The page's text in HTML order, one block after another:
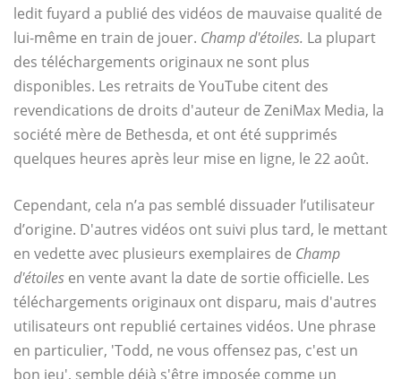
ledit fuyard a publié des vidéos de mauvaise qualité de
lui-même en train de jouer. Champ d'étoiles. La plupart
des téléchargements originaux ne sont plus
disponibles. Les retraits de YouTube citent des
revendications de droits d'auteur de ZeniMax Media, la
société mère de Bethesda, et ont été supprimés
quelques heures après leur mise en ligne, le 22 août.
Cependant, cela n’a pas semblé dissuader l’utilisateur
d’origine. D'autres vidéos ont suivi plus tard, le mettant
en vedette avec plusieurs exemplaires de Champ
d'étoiles en vente avant la date de sortie officielle. Les
téléchargements originaux ont disparu, mais d'autres
utilisateurs ont republié certaines vidéos. Une phrase
en particulier, 'Todd, ne vous offensez pas, c'est un
bon jeu', semble déjà s'être imposée comme un